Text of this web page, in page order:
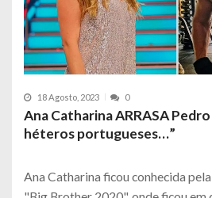
18 Agosto, 2023 0
Ana Catharina ARRASA
héteros portugueses…”
Ana Catharina ficou conhecida